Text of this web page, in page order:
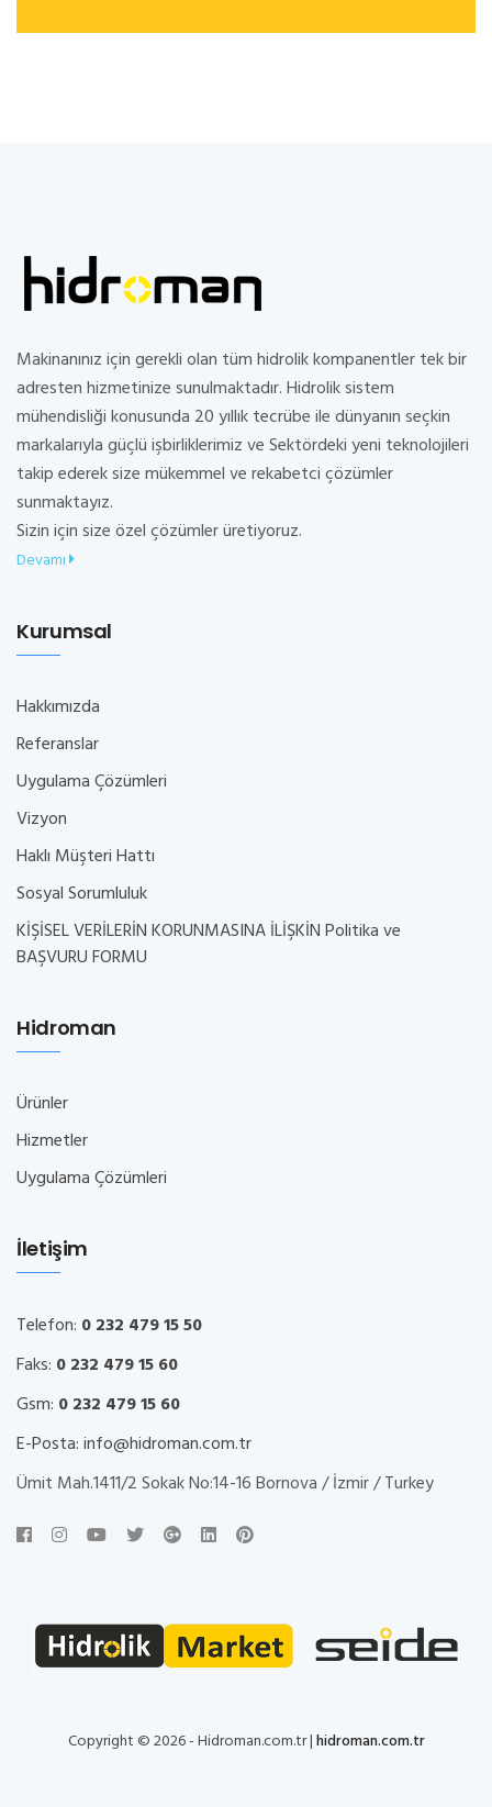
Makinanınız için gerekli olan tüm hidrolik kompanentler tek bir
adresten hizmetinize sunulmaktadır. Hidrolik sistem
mühendisliği konusunda 20 yıllık tecrübe ile dünyanın seçkin
markalarıyla güçlü işbirliklerimiz ve Sektördeki yeni teknolojileri
takip ederek size mükemmel ve rekabetci çözümler
sunmaktayız.
Sizin için size özel çözümler üretiyoruz.
Devamı
Kurumsal
Hakkımızda
Referanslar
Uygulama Çözümleri
Vizyon
Haklı Müşteri Hattı
Sosyal Sorumluluk
KİŞİSEL VERİLERİN KORUNMASINA İLİŞKİN Politika ve
BAŞVURU FORMU
Hidroman
Ürünler
Hizmetler
Uygulama Çözümleri
İletişim
Telefon: 0 232 479 15 50
Faks: 0 232 479 15 60
Gsm: 0 232 479 15 60
E-Posta:info@hidroman.com.tr
Ümit Mah.1411/2 Sokak No:14-16 Bornova / İzmir / Turkey
Copyright © 2026 - Hidroman.com.tr |hidroman.com.tr